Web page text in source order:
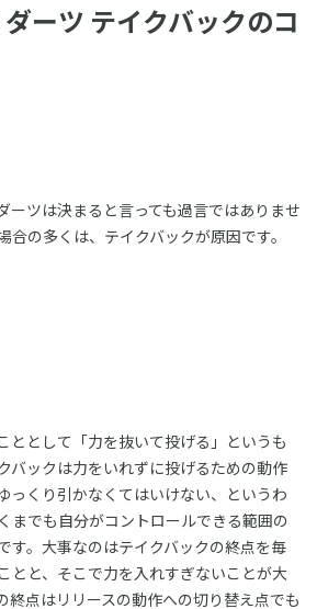
ーツ テイクバックのコ
ーツは決まると言っても過言ではありませ
合の多くは、テイクバックが原因です。
ととして「力を抜いて投げる」というも
バックは力をいれずに投げるための動作
っくり引かなくてはいけない、というわ
までも自分がコントロールできる範囲の
す。大事なのはテイクバックの終点を毎
とと、そこで力を入れすぎないことが大
終点はリリースの動作への切り替え点でも